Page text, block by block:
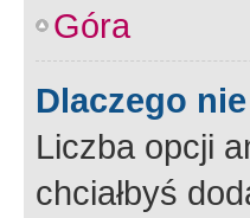
Góra
Dlaczego
Liczba opcji
chciałbyś